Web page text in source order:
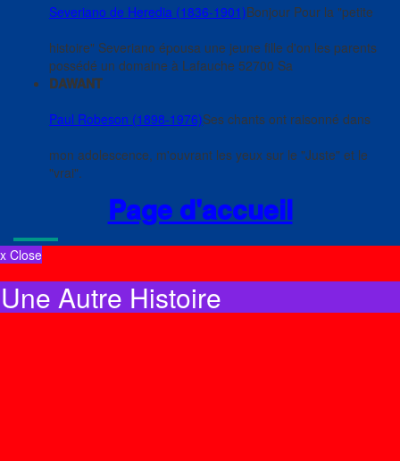
Severiano de Heredia (1836-1901)Bonjour Pour la "petite
histoire" Severiano épousa une jeune fille d'on les parents
possédé un domaine à Lafauche 52700 Sa
DAWANT
Paul Robeson (1898-1976)Ses chants ont raisonné dans
mon adolescence, m'ouvrant les yeux sur le "Juste" et le
"vrai".
Page d'accueil
x Close
Une Autre Histoire